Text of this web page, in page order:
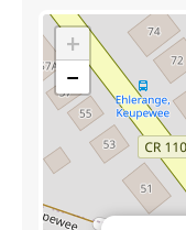
+
−